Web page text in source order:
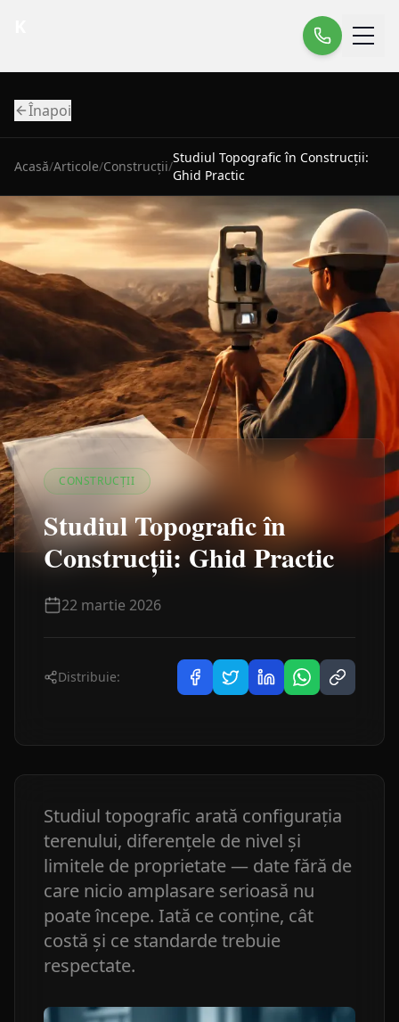
Înapoi
Acasă/Articole/Construcții/
Studiul Topografic în Construcții:
Ghid Practic
CONSTRUCȚII
Studiul Topografic în
Construcții: Ghid Practic
22 martie 2026
Distribuie:
Studiul topografic arată configurația
terenului, diferențele de nivel și
limitele de proprietate — date fără de
care nicio amplasare serioasă nu
poate începe. Iată ce conține, cât
costă și ce standarde trebuie
respectate.